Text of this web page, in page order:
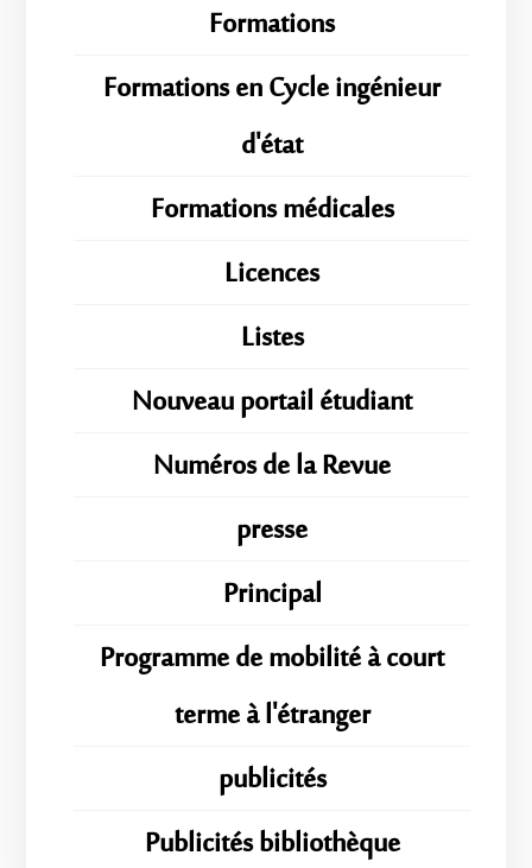
Formations
Formations en Cycle ingénieur
d'état
Formations médicales
Licences
Listes
Nouveau portail étudiant
Numéros de la Revue
presse
Principal
Programme de mobilité à court
terme à l'étranger
publicités
Publicités bibliothèque